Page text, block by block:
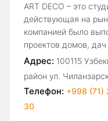
ART DECO – это
действующая на
компанией было
проектов домов,
Адрес: 100115
район ул.
Телефон: +998 (71)
30